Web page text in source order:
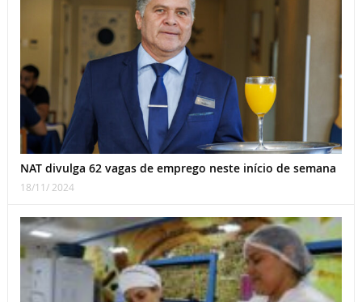
NAT divulga 62 vagas de emprego neste início de semana
18/11/ 2024